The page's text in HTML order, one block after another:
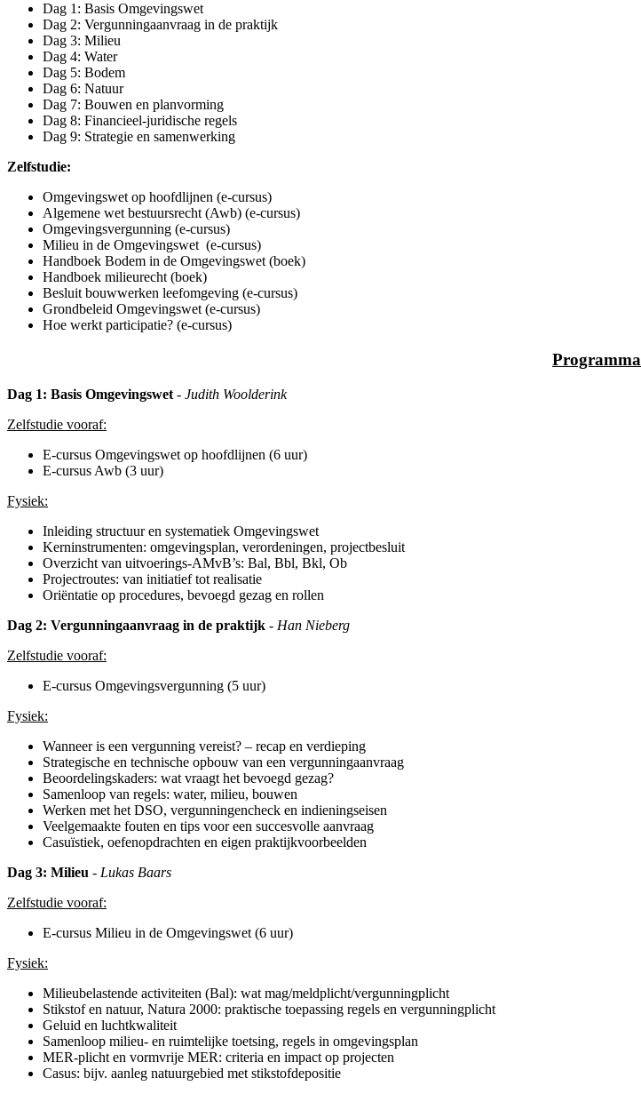
Dag 1: Basis Omgevingswet
Dag 2: Vergunningaanvraag in de praktijk
Dag 3: Milieu
Dag 4: Water
Dag 5: Bodem
Dag 6: Natuur
Dag 7: Bouwen en planvorming
Dag 8: Financieel-juridische regels
Dag 9: Strategie en samenwerking
Zelfstudie:
Omgevingswet op hoofdlijnen (e-cursus)
Algemene wet bestuursrecht (Awb) (e-cursus)
Omgevingsvergunning (e-cursus)
Milieu in de Omgevingswet (e-cursus)
Handboek Bodem in de Omgevingswet (boek)
Handboek milieurecht (boek)
Besluit bouwwerken leefomgeving (e-cursus)
Grondbeleid Omgevingswet (e-cursus)
Hoe werkt participatie? (e-cursus)
Programma
Dag 1: Basis Omgevingswet - Judith Woolderink
Zelfstudie vooraf:
E-cursus Omgevingswet op hoofdlijnen (6 uur)
E-cursus Awb (3 uur)
Fysiek:
Inleiding structuur en systematiek Omgevingswet
Kerninstrumenten: omgevingsplan, verordeningen, projectbesluit
Overzicht van uitvoerings-AMvB’s: Bal, Bbl, Bkl, Ob
Projectroutes: van initiatief tot realisatie
Oriëntatie op procedures, bevoegd gezag en rollen
Dag 2: Vergunningaanvraag in de praktijk - Han Nieberg
Zelfstudie vooraf:
E-cursus Omgevingsvergunning (5 uur)
Fysiek:
Wanneer is een vergunning vereist? – recap en verdieping
Strategische en technische opbouw van een vergunningaanvraag
Beoordelingskaders: wat vraagt het bevoegd gezag?
Samenloop van regels: water, milieu, bouwen
Werken met het DSO, vergunningencheck en indieningseisen
Veelgemaakte fouten en tips voor een succesvolle aanvraag
Casuïstiek, oefenopdrachten en eigen praktijkvoorbeelden
Dag 3: Milieu - Lukas Baars
Zelfstudie vooraf:
E-cursus Milieu in de Omgevingswet (6 uur)
Fysiek:
Milieubelastende activiteiten (Bal): wat mag/meldplicht/vergunningplicht
Stikstof en natuur, Natura 2000: praktische toepassing regels en vergunningplicht
Geluid en luchtkwaliteit
Samenloop milieu- en ruimtelijke toetsing, regels in omgevingsplan
MER-plicht en vormvrije MER: criteria en impact op projecten
Casus: bijv. aanleg natuurgebied met stikstofdepositie